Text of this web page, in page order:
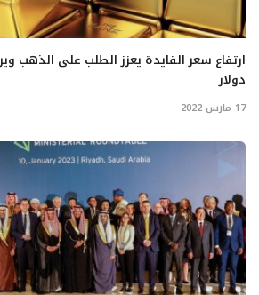
دولار
17 مارس 2022